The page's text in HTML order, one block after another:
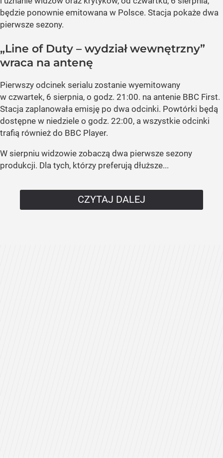
będzie ponownie emitowana w Polsce. Stacja pokaże dwa
pierwsze sezony.
„Line of Duty – wydział wewnętrzny”
wraca na antenę
Pierwszy odcinek serialu zostanie wyemitowany
w czwartek, 6 sierpnia, o godz. 21:00. na antenie BBC First.
Stacja zaplanowała emisję po dwa odcinki. Powtórki będą
dostępne w niedziele o godz. 22:00, a wszystkie odcinki
trafią również do BBC Player.
W sierpniu widzowie zobaczą dwa pierwsze sezony
produkcji. Dla tych, którzy preferują dłuższe...
CZYTAJ DALEJ